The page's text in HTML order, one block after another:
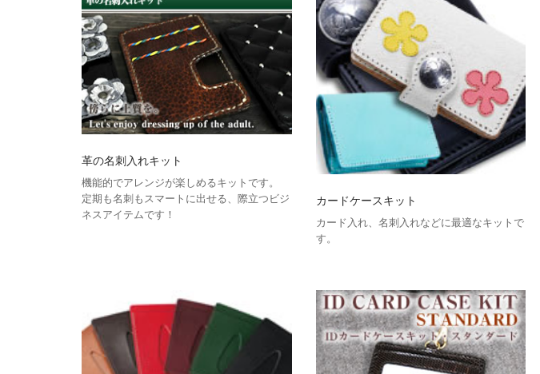
革の名刺入れキット
機能的でアレンジが楽しめるキットです。
定期も名刺もスマートに出せる、際立つビジ
ネスアイテムです！
カードケースキット
カード入れ、名刺入れなどに最適なキットで
す。